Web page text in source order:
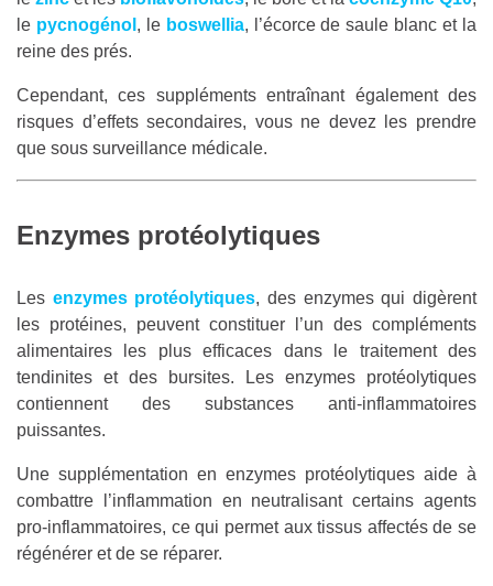
le pycnogénol , le boswellia, l’écorce de saule blanc et la
reine des prés.
Cependant, ces suppléments entraînant également des
risques d’effets secondaires, vous ne devez les prendre
que sous surveillance médicale.
Enzymes protéolytiques
Les enzymes protéolytiques, des enzymes qui digèrent
les protéines, peuvent constituer l’un des compléments
alimentaires les plus efficaces dans le traitement des
tendinites et des bursites. Les enzymes protéolytiques
contiennent des substances anti-inflammatoires
puissantes.
Une supplémentation en enzymes protéolytiques aide à
combattre l’inflammation en neutralisant certains agents
pro-inflammatoires, ce qui permet aux tissus affectés de se
régénérer et de se réparer.